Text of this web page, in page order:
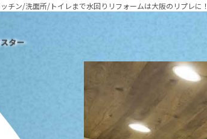
チン/洗面所/トイレまで水回りリフォームは大阪のリプレに！